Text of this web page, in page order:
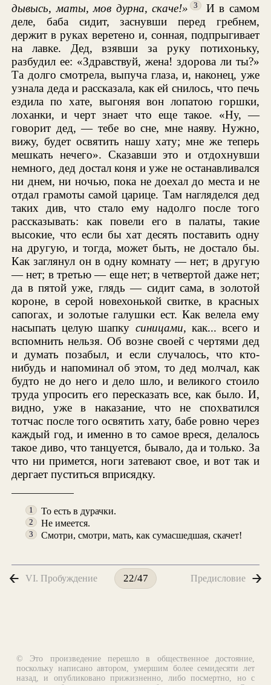
дывысь, маты, мов дурна, скаче!» 3
И в самом
деле, баба сидит, заснувши перед гребнем,
держит в руках веретено и, сонная, подпрыгивает
на лавке. Дед, взявши за руку потихоньку,
разбудил ее: «Здравствуй, жена! здорова ли ты?»
Та долго смотрела, выпуча глаза, и, наконец, уже
узнала деда и рассказала, как ей снилось, что печь
ездила по хате, выгоняя вон лопатою горшки,
лоханки, и черт знает что еще такое. «Ну, —
говорит дед, — тебе во сне, мне наяву. Нужно,
вижу, будет освятить нашу хату; мне же теперь
мешкать нечего». Сказавши это и отдохнувши
немного, дед достал коня и уже не останавливался
ни днем, ни ночью, пока не доехал до места и не
отдал грамоты самой царице. Там нагляделся дед
таких див, что стало ему надолго после того
рассказывать: как повели его в палаты, такие
высокие, что если бы хат десять поставить одну
на другую, и тогда, может быть, не достало бы.
Как заглянул он в одну комнату — нет; в другую
— нет; в третью — еще нет; в четвертой даже нет;
да в пятой уже, глядь — сидит сама, в золотой
короне, в серой новехонькой свитке, в красных
сапогах, и золотые галушки ест. Как велела ему
насыпать целую шапку синицами, как... всего и
вспомнить нельзя. Об возне своей с чертями дед
и думать позабыл, и если случалось, что кто-
нибудь и напоминал об этом, то дед молчал, как
будто не до него и дело шло, и великого стоило
труда упросить его пересказать все, как было. И,
видно, уже в наказание, что не спохватился
тотчас после того освятить хату, бабе ровно через
каждый год, и именно в то самое вреся, делалось
такое диво, что танцуется, бывало, да и только. За
что ни примется, ноги затевают свое, и вот так и
дергает пуститься вприсядку.
1 То есть в дурачки.
2 Не имеется.
3 Смотри, смотри, мать, как сумасшедшая, скачет!
VI. Пробуждение 22/47 Предисловие
© Это произведение перешло в общественное достояние,
поскольку написано автором, умершим более семидесяти лет
назад, и опубликовано прижизненно, либо посмертно, но с